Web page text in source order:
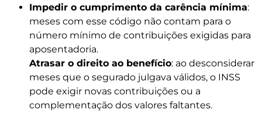
Impedir o cumprimento da carência mínima:
meses com esse código não contam para o
número mínimo de contribuições exigidas para
aposentadoria.
Atrasar o direito ao benefício: ao desconsiderar
meses que o segurado julgava válidos, o INSS
pode exigir novas contribuições ou a
complementação dos valores faltantes.